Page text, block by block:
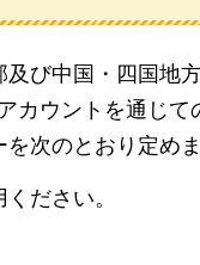
び中国・四国地
ウントを通じて
次のとおり定めま
ださい。